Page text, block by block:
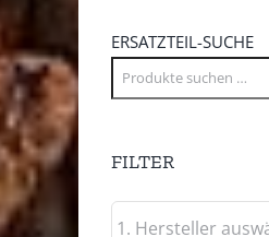
ERSATZTEIL-SUCHE
FILTER